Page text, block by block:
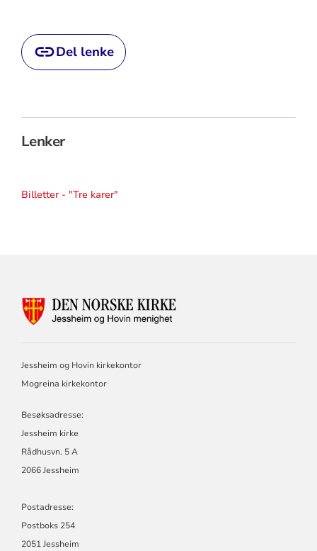
Del lenke
Lenker
Billetter - "Tre karer"
KONTAKTINFORMASJON
Jessheim og Hovin kirkekontor
Mogreina kirkekontor
Besøksadresse:
Jessheim kirke
Rådhusvn. 5 A
2066 Jessheim
Postadresse:
Postboks 254
2051 Jessheim